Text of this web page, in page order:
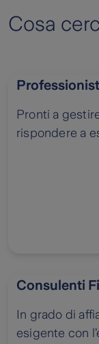
Cosa
Pronti a
rispondere a
Consulenti
In grado di
esigente con